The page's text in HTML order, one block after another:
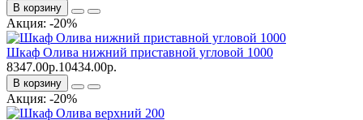
В корзину
Акция: -20%
Шкаф Олива нижний приставной угловой 1000
8347.00р.10434.00р.
В корзину
Акция: -20%